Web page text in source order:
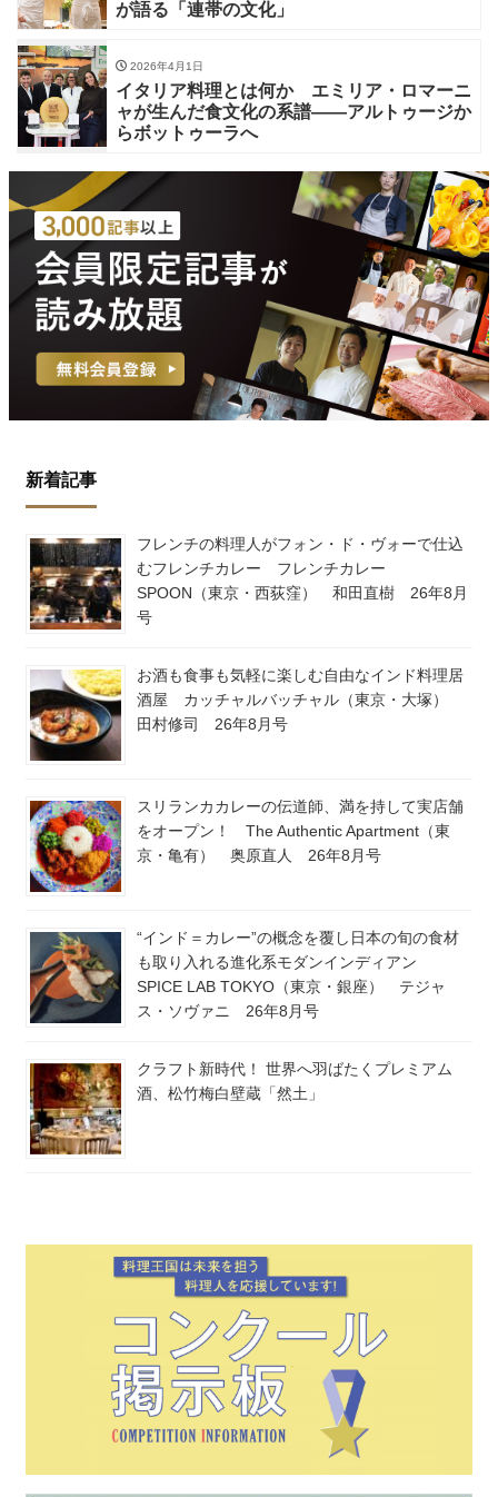
が語る「連帯の文化」
2026年4月1日
イタリア料理とは何か エミリア・ロマーニ
ャが生んだ食文化の系譜——アルトゥージか
らボットゥーラへ
新着記事
フレンチの料理人がフォン・ド・ヴォーで仕込
むフレンチカレー フレンチカレー
SPOON（東京・西荻窪） 和田直樹 26年8月
号
お酒も食事も気軽に楽しむ自由なインド料理居
酒屋 カッチャルバッチャル（東京・大塚）
田村修司 26年8月号
スリランカカレーの伝道師、満を持して実店舗
をオープン！ The Authentic Apartment（東
京・亀有） 奥原直人 26年8月号
“インド＝カレー”の概念を覆し日本の旬の食材
も取り入れる進化系モダンインディアン
SPICE LAB TOKYO（東京・銀座） テジャ
ス・ソヴァニ 26年8月号
クラフト新時代！ 世界へ羽ばたくプレミアム
酒、松竹梅白壁蔵「然土」